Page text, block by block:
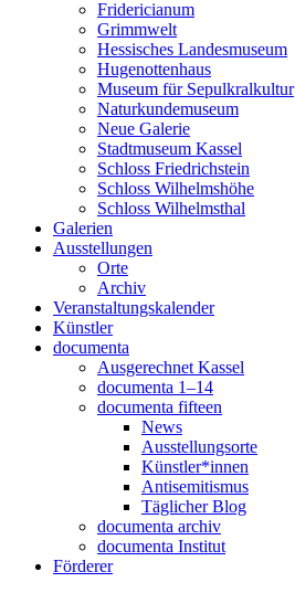
Fridericianum
Grimmwelt
Hessisches Landesmuseum
Hugenottenhaus
Museum für Sepulkralkultur
Naturkundemuseum
Neue Galerie
Stadtmuseum Kassel
Schloss Friedrichstein
Schloss Wilhelmshöhe
Schloss Wilhelmsthal
Galerien
Ausstellungen
Orte
Archiv
Veranstaltungskalender
Künstler
documenta
Ausgerechnet Kassel
documenta 1–14
documenta fifteen
News
Ausstellungsorte
Künstler*innen
Antisemitismus
Täglicher Blog
documenta archiv
documenta Institut
Förderer